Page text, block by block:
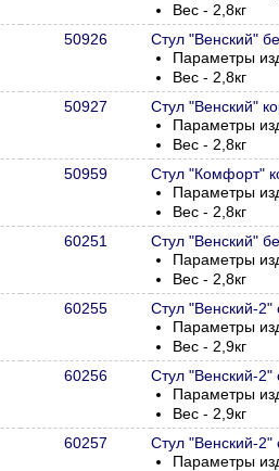
Вес - 2,8кг
50926
Стул "Венский"
Параметры
Вес - 2,8кг
50927
Стул "Венский"
Параметры
Вес - 2,8кг
50959
Стул "Комфорт"
Параметры
Вес - 2,8кг
60251
Стул "Венский"
Параметры
Вес - 2,8кг
60255
Стул "Венский-2"
Параметры
Вес - 2,9кг
60256
Стул "Венский-2"
Параметры
Вес - 2,9кг
60257
Стул "Венский-2"
Параметры